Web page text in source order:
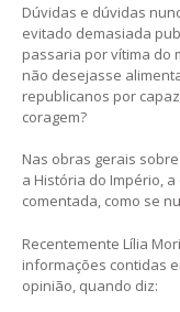
Dúvidas e dúvidas
evitado demasiada
passaria por vítima do
não desejasse
republicanos por
coragem?
Nas obras gerais
a História do Império,
comentada, como se
Recentemente Lília
informações contidas
opinião, quando diz: